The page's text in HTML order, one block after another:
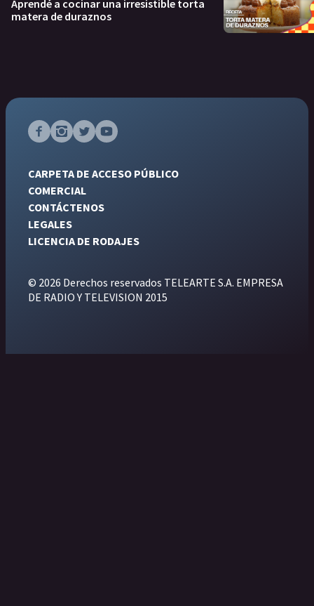
Aprendé a cocinar una irresistible torta
matera de duraznos
CARPETA DE ACCESO PÚBLICO
COMERCIAL
CONTÁCTENOS
LEGALES
LICENCIA DE RODAJES
© 2026 Derechos reservados TELEARTE S.A. EMPRESA
DE RADIO Y TELEVISION 2015